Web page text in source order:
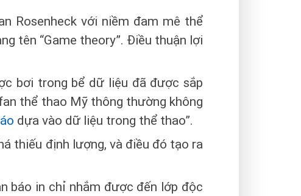
Rosenheck với niềm đam mê thể
tên “Game theory”. Điều thuận lợi
bơi trong bể dữ liệu đã được sắp
thể thao Mỹ thông thường không
dựa vào dữ liệu trong thể thao”.
thiếu định lượng, và điều đó tạo ra
báo in chỉ nhắm được đến lớp độc